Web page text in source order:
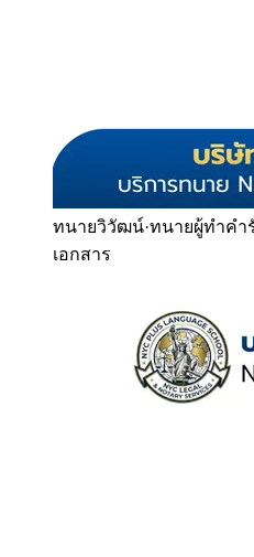
ทนายวิวัฒน์·ทนายผู้ทำคำ
เอกสาร